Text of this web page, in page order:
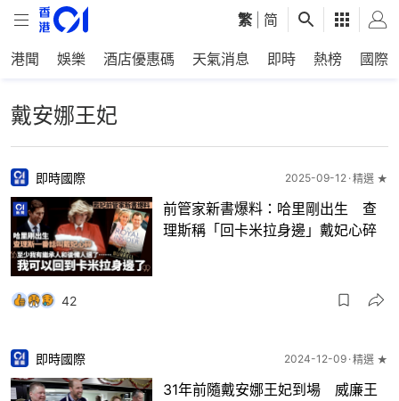
繁 简
港聞 娛樂 酒店優惠碼 天氣消息 即時 熱榜 國際
戴安娜王妃
即時國際 2025-09-12 精選 ★
前管家新書爆料：哈里剛出生 查
理斯稱「回卡米拉身邊」戴妃心碎
42
即時國際 2024-12-09 精選 ★
31年前隨戴安娜王妃到場 威廉王